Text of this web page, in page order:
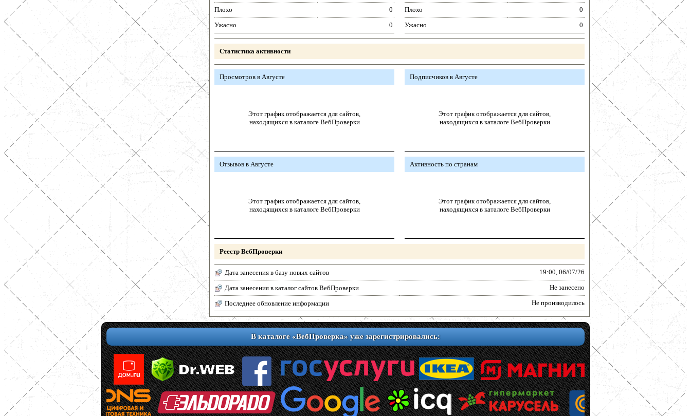
Плохо
0
Ужасно
0
Плохо
0
Ужасно
0
Статистика активности
Просмотров в Августе
Этот график отображается для сайтов,
находящихся в каталоге ВебПроверки
Подписчиков в Августе
Этот график отображается для сайтов,
находящихся в каталоге ВебПроверки
Отзывов в Августе
Этот график отображается для сайтов,
находящихся в каталоге ВебПроверки
Активность по странам
Этот график отображается для сайтов,
находящихся в каталоге ВебПроверки
Реестр ВебПроверки
Дата занесения в базу новых сайтов 19:00, 06/07/26
Дата занесения в каталог сайтов ВебПроверки Не занесено
Последнее обновление информации Не производилось
В каталоге «ВебПроверка» уже зарегистрировались: